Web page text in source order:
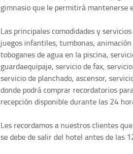
gimnasio que le permitirá mantenerse
Las principales comodidades y
juegos infantiles, tumbonas,
toboganes de agua en la piscina,
guardaequipaje, servicio de fax,
servicio de planchado, ascensor,
donde podrá comprar recordatorios
recepción disponible durante las 24
Les recordamos a nuestros clientes
se debe de salir del hotel antes de las